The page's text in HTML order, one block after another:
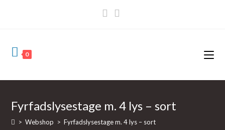
0
Fyrfadslysestage m. 4 lys – sort
> Webshop > Fyrfadslysestage m. 4 lys – sort